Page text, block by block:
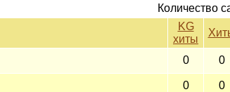
Количество
KG
хиты
0 0
0 0